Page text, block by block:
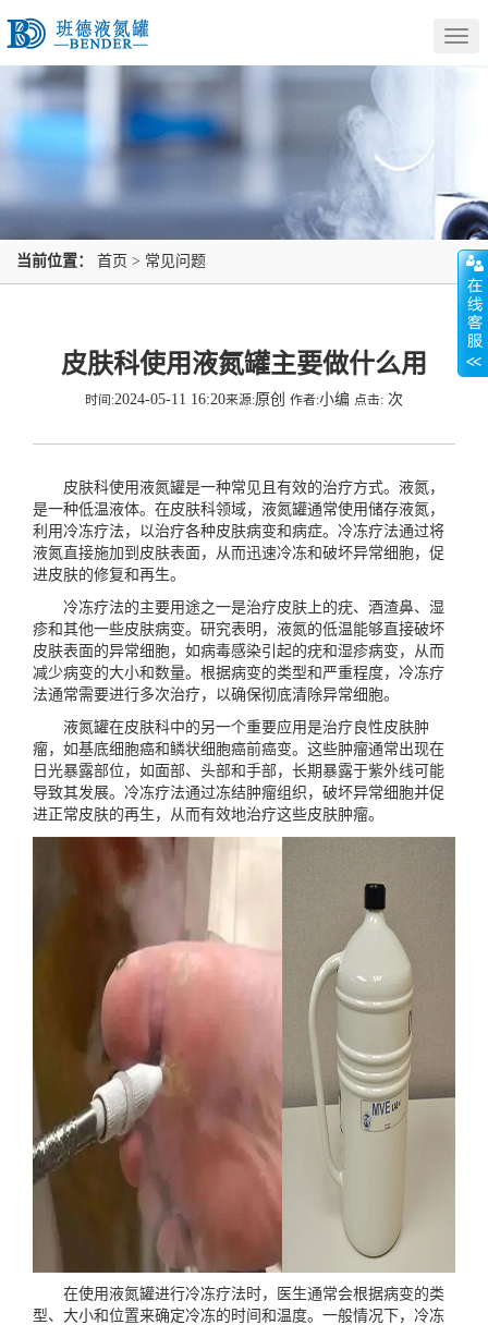
当前位置： 首页 > 常见问题
皮肤科使用液氮罐主要做什么用
时间:2024-05-11 16:20来源:原创 作者:小编 点击: 次
皮肤科使用液氮罐是一种常见且有效的治疗方式。液氮，
是一种低温液体。在皮肤科领域，液氮罐通常使用储存液氮，
利用冷冻疗法，以治疗各种皮肤病变和病症。冷冻疗法通过将
液氮直接施加到皮肤表面，从而迅速冷冻和破坏异常细胞，促
进皮肤的修复和再生。
冷冻疗法的主要用途之一是治疗皮肤上的疣、酒渣鼻、湿
疹和其他一些皮肤病变。研究表明，液氮的低温能够直接破坏
皮肤表面的异常细胞，如病毒感染引起的疣和湿疹病变，从而
减少病变的大小和数量。根据病变的类型和严重程度，冷冻疗
法通常需要进行多次治疗，以确保彻底清除异常细胞。
液氮罐在皮肤科中的另一个重要应用是治疗良性皮肤肿
瘤，如基底细胞癌和鳞状细胞癌前癌变。这些肿瘤通常出现在
日光暴露部位，如面部、头部和手部，长期暴露于紫外线可能
导致其发展。冷冻疗法通过冻结肿瘤组织，破坏异常细胞并促
进正常皮肤的再生，从而有效地治疗这些皮肤肿瘤。
在使用液氮罐进行冷冻疗法时，医生通常会根据病变的类
型、大小和位置来确定冷冻的时间和温度。一般情况下，冷冻